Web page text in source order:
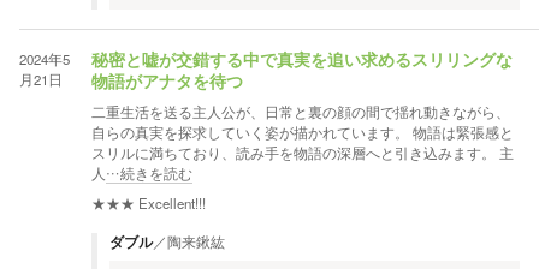
2024年5
月21日
秘密と嘘が交錯する中で真実を追い求めるスリリングな
物語がアナタを待つ
二重生活を送る主人公が、日常と裏の顔の間で揺れ動きながら、
自らの真実を探求していく姿が描かれています。 物語は緊張感と
スリルに満ちており、読み手を物語の深層へと引き込みます。 主
人 …続きを読む
★★★ Excellent!!!
ダブル／陶来鍬紘